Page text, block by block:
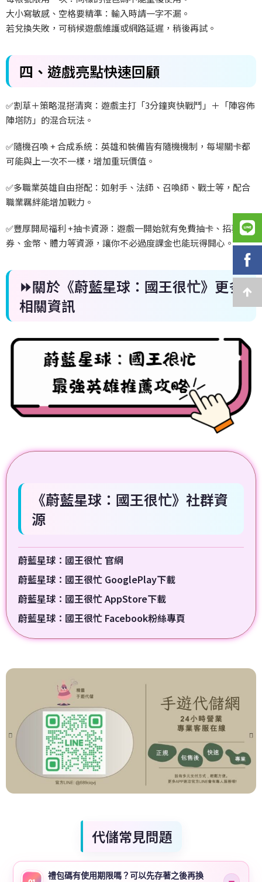
大小寫敏感、空格要精準：輸入時請一字不漏。
若兌換失敗，可稍候遊戲維護或網路延遲，稍後再試。
四、 遊戲亮點快速回顧
✅割草＋策略混搭清爽：遊戲主打「3分鐘爽快戰鬥」＋「陣容佈
陣塔防」的混合玩法。
✅隨機召喚 +合成系統：英雄和裝備皆有隨機機制，每場關卡都
可能與上一次不一樣，增加重玩價值。
✅多職業英雄自由搭配：如射手、法師、召喚師、戰士等，配合
職業羈絆能增加戰力。
✅豐厚開局福利 +抽卡資源：遊戲一開始就有免費抽卡、招募
券、金幣、體力等資源，讓你不必過度課金也能玩得開心。
⏩關於《蔚藍星球：國王很忙》更多
相關資訊
《蔚藍星球：國王很忙》社群資
源
蔚藍星球：國王很忙 官網
蔚藍星球：國王很忙 GooglePlay下載
蔚藍星球：國王很忙 AppStore下載
蔚藍星球：國王很忙 Facebook粉絲專頁
代儲常見問題
禮包碼有使用期限嗎？可以先存著之後再換